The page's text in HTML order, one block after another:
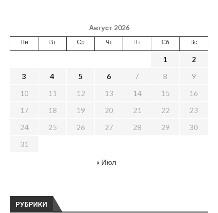
РУБРИКИ
Август 2026
Пн Вт Ср Чт Пт Сб Вс
1
2
3
4 5 6 7 8
9
10
11 12 13 14 15
16
17
18 19 20 21 22
23
24
25 26 27 28 29
30
31
« Июл